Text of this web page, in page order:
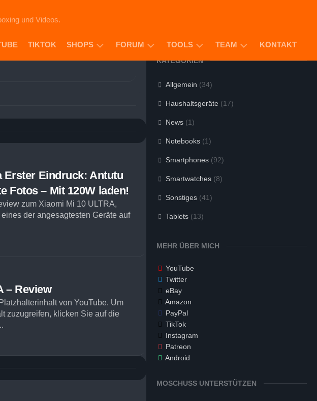
und Videos.
TIKTOK SHOPS FORUM TOOLS
TIPPS
MOSCHUSS
ALEXA
ANDROID
TEAM
SAMANEH
KONTAKT
Erster Eindruck: Antutu
Fotos – Mit 120W laden!
zum Xiaomi Mi 10 ULTRA,
der angesagtesten Geräte auf
– Review
von YouTube. Um
zuzugreifen, klicken Sie auf die
KATEGORIEN
Allgemein (34)
Haushaltsgeräte (17)
News (1)
Notebooks (1)
Smartphones (92)
Smartwatches (8)
Sonstiges (41)
Tablets (13)
MEHR ÜBER MICH
YouTube
Twitter
eBay
Amazon
PayPal
TikTok
Instagram
Patreon
Android
MOSCHUSS UNTERSTÜTZEN